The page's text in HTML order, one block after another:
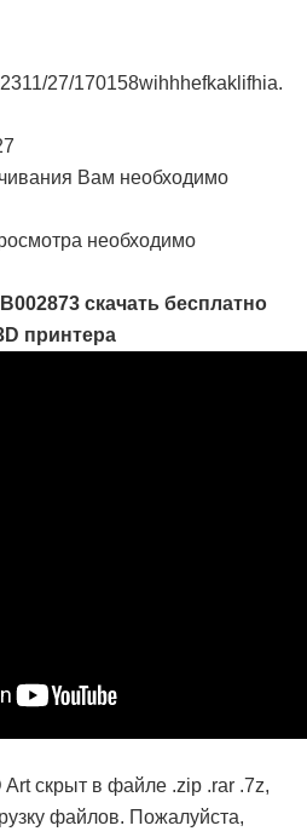
27/170158wihhhefkaklifhia.
Вам необходимо
необходимо
скачать бесплатно
принтера
скрыт в файле .zip .rar .7z,
файлов. Пожалуйста,